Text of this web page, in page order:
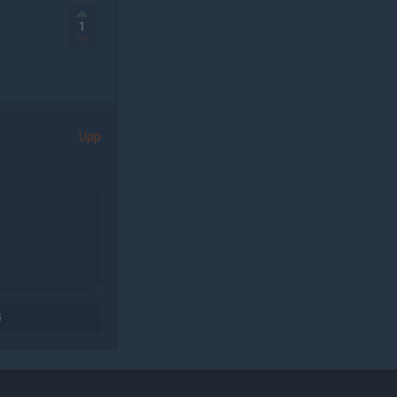
1
Upp